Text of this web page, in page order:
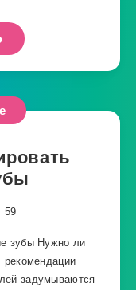
59
зубы Нужно ли
задумываются